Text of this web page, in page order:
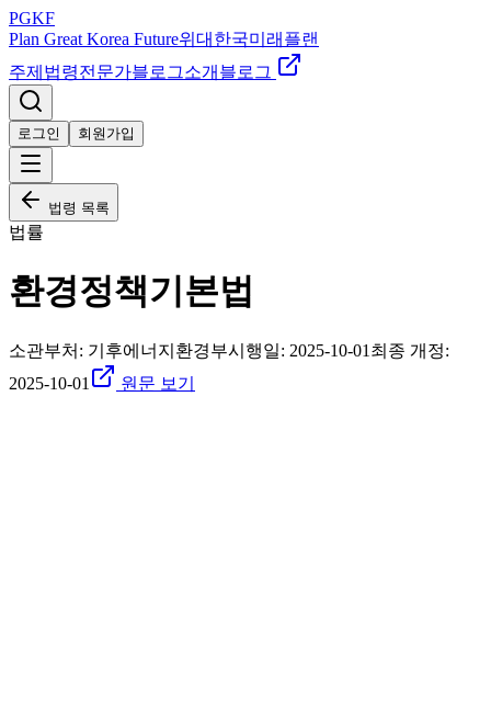
PGKF
Plan Great Korea Future위대한국미래플랜
주제 법령전문가블로그소개 블로그
로그인 회원가입
법령 목록
법률
환경정책기본법
소관부처: 기후에너지환경부시행일: 2025-10-01 최종 개정:
2025-10-01
원문 보기